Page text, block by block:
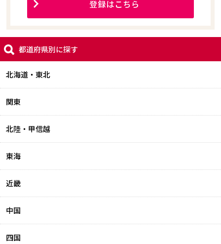
登録はこちら
都道府県別に探す
北海道・東北
関東
北陸・甲信越
東海
近畿
中国
四国